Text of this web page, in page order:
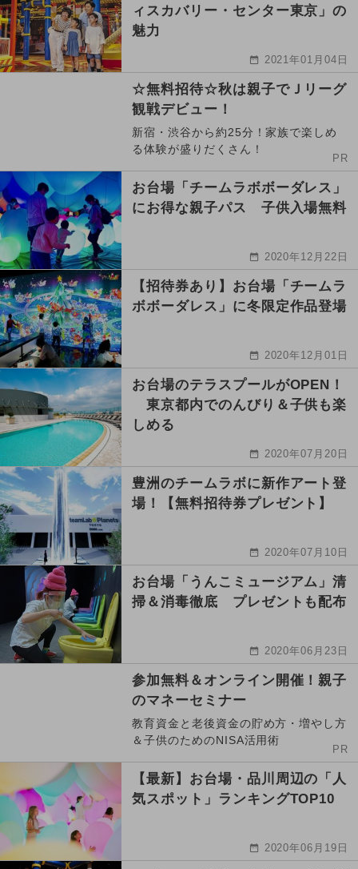
ィスカバリー・センター東京」の
魅力
2021年01月04日
☆無料招待☆秋は親子でＪリーグ
観戦デビュー！
新宿・渋谷から約25分！家族で楽しめ
る体験が盛りだくさん！
PR
お台場「チームラボボーダレス」
にお得な親子パス 子供入場無料
2020年12月22日
【招待券あり】お台場「チームラ
ボボーダレス」に冬限定作品登場
2020年12月01日
お台場のテラスプールがOPEN！
東京都内でのんびり＆子供も楽
しめる
2020年07月20日
豊洲のチームラボに新作アート登
場！【無料招待券プレゼント】
2020年07月10日
お台場「うんこミュージアム」清
掃＆消毒徹底 プレゼントも配布
2020年06月23日
参加無料＆オンライン開催！親子
のマネーセミナー
教育資金と老後資金の貯め方・増やし方
＆子供のためのNISA活用術
PR
【最新】お台場・品川周辺の「人
気スポット」ランキングTOP10
2020年06月19日